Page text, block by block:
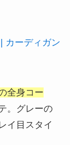
カーディガン
全身コー
。グレーの
イ目スタイ